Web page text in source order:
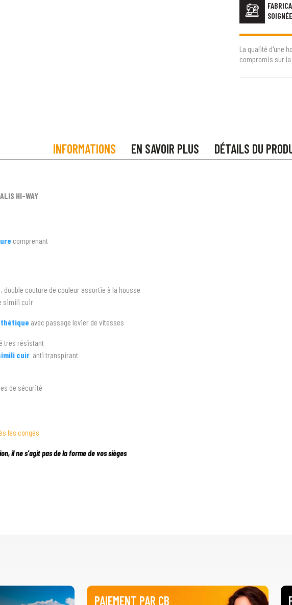
SOIGNÉE
La qualité d'une
compromis sur
INFORMATIONS EN SAVOIR PLUS DÉTAILS DU
HI-WAY
comprenant
couture de couleur assortie à la housse
simili cuir
avec passage levier de vitesses
très résistant
cuir anti transpirant
de sécurité
les congés
il ne s'agit pas de la forme de vos sièges
PAIEMENT PAR CB